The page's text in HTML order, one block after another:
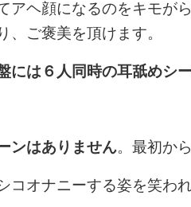
アヘ顔になるのをキモが
、ご褒美を頂けます。
には６人同時の耳舐めシ
ンはありません。最初か
コオナニーする姿を笑わ